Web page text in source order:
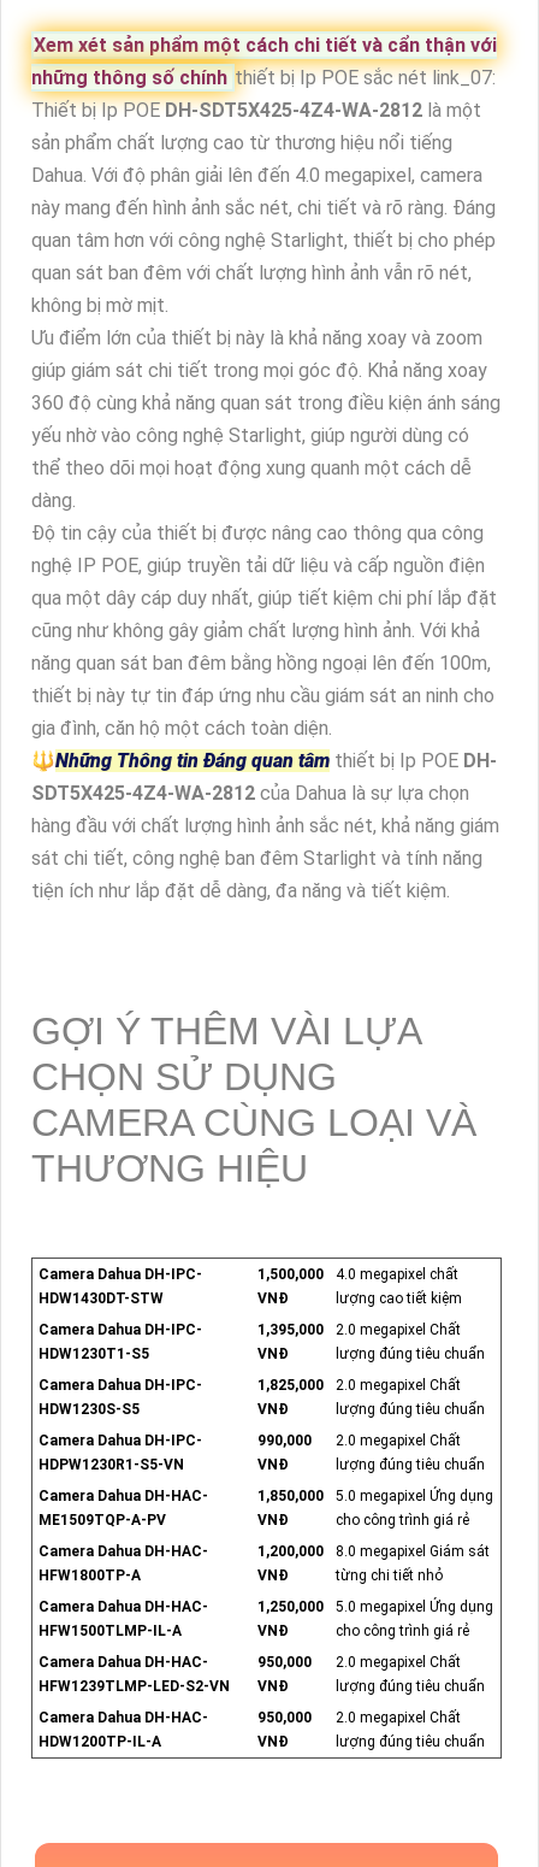
Xem xét sản phẩm một cách chi tiết và cẩn thận với
những thông số chínhthiết bị Ip POE sắc nét link_07:
Thiết bị Ip POEDH-SDT5X425-4Z4-WA-2812 là một
sản phẩm chất lượng cao từ thương hiệu nổi tiếng
Dahua. Với độ phân giải lên đến 4.0 megapixel, camera
này mang đến hình ảnh sắc nét, chi tiết và rõ ràng. Đáng
quan tâm hơn với công nghệ Starlight, thiết bị cho phép
quan sát ban đêm với chất lượng hình ảnh vẫn rõ nét,
không bị mờ mịt.
Ưu điểm lớn của thiết bị này là khả năng xoay và zoom
giúp giám sát chi tiết trong mọi góc độ. Khả năng xoay
360 độ cùng khả năng quan sát trong điều kiện ánh sáng
yếu nhờ vào công nghệ Starlight, giúp người dùng có
thể theo dõi mọi hoạt động xung quanh một cách dễ
dàng.
Độ tin cậy của thiết bị được nâng cao thông qua công
nghệ IP POE, giúp truyền tải dữ liệu và cấp nguồn điện
qua một dây cáp duy nhất, giúp tiết kiệm chi phí lắp đặt
cũng như không gây giảm chất lượng hình ảnh. Với khả
năng quan sát ban đêm bằng hồng ngoại lên đến 100m,
thiết bị này tự tin đáp ứng nhu cầu giám sát an ninh cho
gia đình, căn hộ một cách toàn diện.
🔱Những Thông tin Đáng quan tâm thiết bị Ip POE DH-
SDT5X425-4Z4-WA-2812 của Dahua là sự lựa chọn
hàng đầu với chất lượng hình ảnh sắc nét, khả năng giám
sát chi tiết, công nghệ ban đêm Starlight và tính năng
tiện ích như lắp đặt dễ dàng, đa năng và tiết kiệm.
GỢI Ý THÊM VÀI LỰA
CHỌN SỬ DỤNG
CAMERA CÙNG LOẠI VÀ
THƯƠNG HIỆU
Camera Dahua DH-IPC-
HDW1430DT-STW
1,500,000
VNĐ
4.0 megapixel chất
lượng cao tiết kiệm
Camera Dahua DH-IPC-
HDW1230T1-S5
1,395,000
VNĐ
2.0 megapixel Chất
lượng đúng tiêu chuẩn
Camera Dahua DH-IPC-
HDW1230S-S5
1,825,000
VNĐ
2.0 megapixel Chất
lượng đúng tiêu chuẩn
Camera Dahua DH-IPC-
HDPW1230R1-S5-VN
990,000
VNĐ
2.0 megapixel Chất
lượng đúng tiêu chuẩn
Camera Dahua DH-HAC-
ME1509TQP-A-PV
1,850,000
VNĐ
5.0 megapixel Ứng dụng
cho công trình giá rẻ
Camera Dahua DH-HAC-
HFW1800TP-A
1,200,000
VNĐ
8.0 megapixel Giám sát
từng chi tiết nhỏ
Camera Dahua DH-HAC-
HFW1500TLMP-IL-A
1,250,000
VNĐ
5.0 megapixel Ứng dụng
cho công trình giá rẻ
Camera Dahua DH-HAC-
HFW1239TLMP-LED-S2-VN
950,000
VNĐ
2.0 megapixel Chất
lượng đúng tiêu chuẩn
Camera Dahua DH-HAC-
HDW1200TP-IL-A
950,000
VNĐ
2.0 megapixel Chất
lượng đúng tiêu chuẩn